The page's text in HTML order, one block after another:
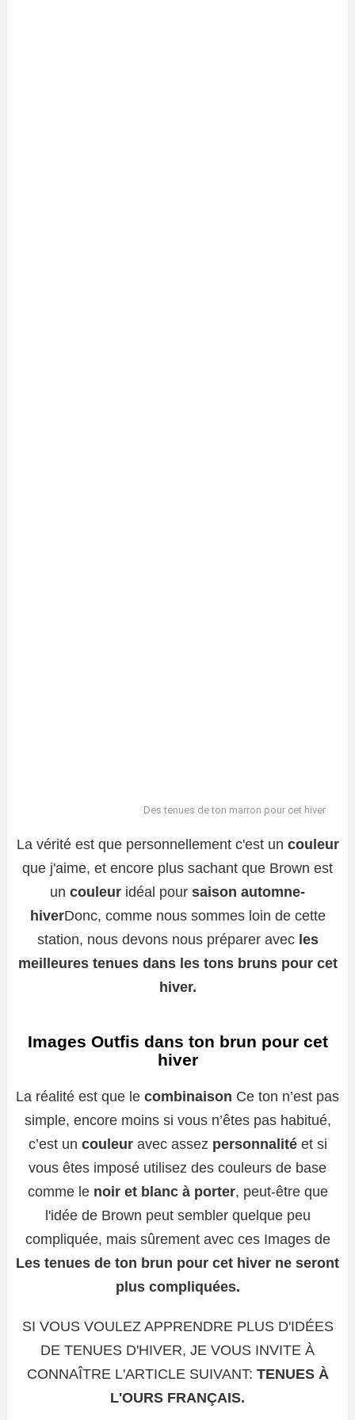
Des tenues de ton marron pour cet hiver
La vérité est que personnellement c'est un couleur
que j'aime, et encore plus sachant que Brown est
un couleur idéal pour saison automne-
hiverDonc, comme nous sommes loin de cette
station, nous devons nous préparer avecles
meilleures tenues dans les tons bruns pour cet
hiver.
Images Outfis dans ton brun pour cet
hiver
La réalité est que le combinaison Ce ton n’est pas
simple, encore moins si vous n’êtes pas habitué,
c’est un couleuravec assez personnalitéet si
vous êtes imposé utilisez des couleurs de base
comme lenoir et blanc à porter, peut-être que
l'idée de Brown peut sembler quelque peu
compliquée, mais sûrement avec ces Images de
Les tenues de ton brun pour cet hiver ne seront
plus compliquées.
SI VOUS VOULEZ APPRENDRE PLUS D'IDÉES
DE TENUES D'HIVER, JE VOUS INVITE À
CONNAÎTRE L'ARTICLE SUIVANT: TENUES À
L'OURS FRANÇAIS.